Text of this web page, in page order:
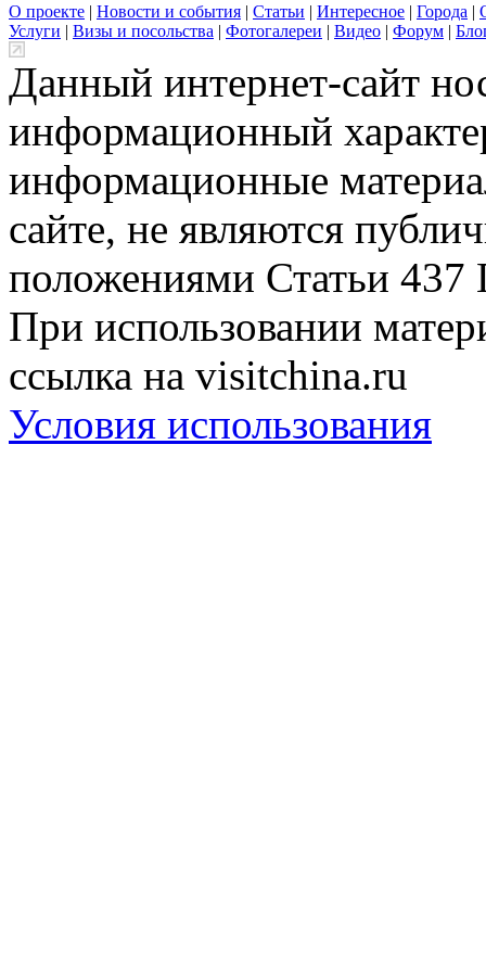
О проекте | Новости и события | Статьи | Интересное | Города |
Услуги | Визы и посольства | Фотогалереи | Видео | Форум |
Данный интернет-сайт
информационный
информационные
сайте, не являются
положениями Статьи 437
При использовании
ссылка на visitchina.ru
Условия использования